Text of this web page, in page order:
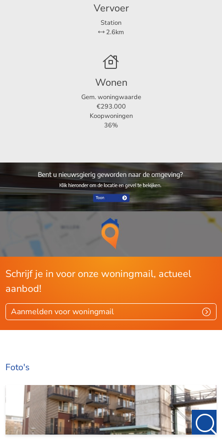
Vervoer
Station
2.6km
Wonen
Gem. woningwaarde
€293.000
Koopwoningen
36%
Schrijf je in voor onze woningmail, actueel
aanbod!
Aanmelden voor woningmail
Foto's